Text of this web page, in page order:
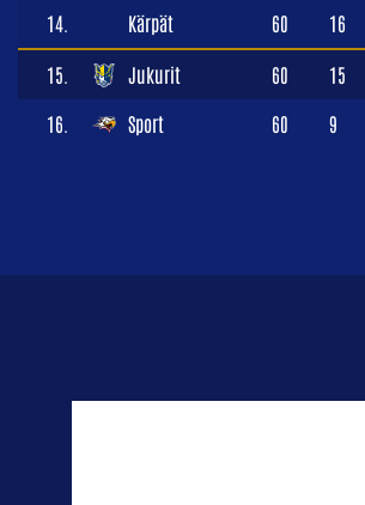
14. Kärpät 60 16
15. Jukurit 60 15
16. Sport 60 9